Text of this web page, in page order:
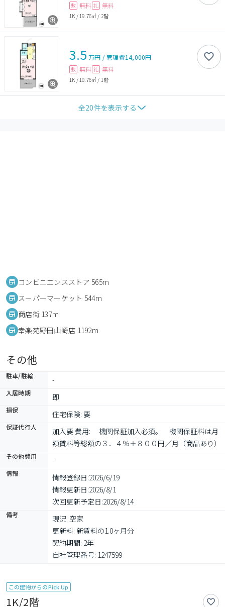
敷 無料 礼 無料
1K / 19.76㎡ / 2階
3.5 万円 /管理費14,000円
敷 無料 礼 無料
1K / 19.76㎡ / 1階
全20件を表示する
コンビニエンスストア 565m
スーパーマーケット 544m
商店街 137m
幸楽苑野田山崎店 1192m
その他
駐車/駐輪 -
入居時期 即
損保 住宅保険: 要
保証代行人
加入要 費用: 　機関保証加入必須。　機関保証料は月
額賃料等総額の３．４％＋８００円／月（商品あり）
その他費用 -
情報 情報登録日:2026/6/19
情報更新日:2026/8/1
次回更新予定日:2026/8/14
備考
現況: 空家
更新料: 新賃料の1.0ヶ月分
契約期間: 2年
自社管理番号: 1247599
この建物からのPick Up
1K/2階